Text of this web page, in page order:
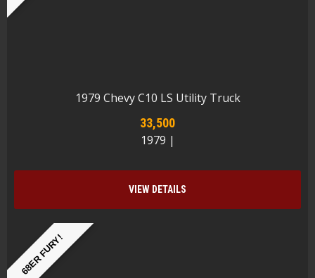
1979 Chevy C10 LS Utility Truck
33,500
1979 |
VIEW DETAILS
68ER FURY!